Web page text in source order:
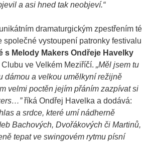
a asi hned tak neobjeví.“
dramaturgickým zpestřením té
společné vystoupení patronky festivalu
s Melody Makers Ondřeje Havelky
ve Velkém Meziříčí. „Měl jsem tu
dámou a velkou umělkyní režijně
velmi poctěn jejím přáním zazpívat si
říká Ondřej Havelka a dodává:
a srdce, které umí nádherně
Bachových, Dvořákových či Martinů,
tepat ve swingovém rytmu písní